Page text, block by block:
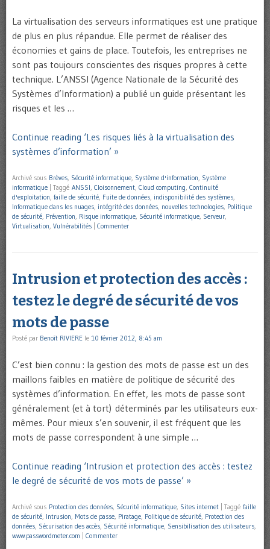
La virtualisation des serveurs informatiques est une pratique
de plus en plus répandue. Elle permet de réaliser des
économies et gains de place. Toutefois, les entreprises ne
sont pas toujours conscientes des risques propres à cette
technique. L’ANSSI (Agence Nationale de la Sécurité des
Systèmes d’Information) a publié un guide présentant les
risques et les …
Continue reading ‘Les risques liés à la virtualisation des
systèmes d’information’ »
Archivé sous Brèves, Sécurité informatique, Système d'information, Système
informatique
Taggé ANSSI, Cloisonnement, Cloud computing, Continuité
d'exploitation, faille de sécurité, Fuite de données, indisponibilité des systèmes,
Informatique dans les nuages, intégrité des données, nouvelles technologies, Politique
de sécurité, Prévention, Risque informatique, Sécurité informatique, Serveur,
Virtualisation, Vulnérabilités Commenter
Intrusion et protection des accès :
testez le degré de sécurité de vos
mots de passe
Posté par Benoît RIVIERE le 10 février 2012, 8:45 am
C’est bien connu : la gestion des mots de passe est un des
maillons faibles en matière de politique de sécurité des
systèmes d’information. En effet, les mots de passe sont
généralement (et à tort) déterminés par les utilisateurs eux-
mêmes. Pour mieux s’en souvenir, il est fréquent que les
mots de passe correspondent à une simple …
Continue reading ‘Intrusion et protection des accès : testez
le degré de sécurité de vos mots de passe’ »
Archivé sous Protection des données, Sécurité informatique, Sites internet Taggé faille
de sécurité, Intrusion, Mots de passe, Piratage, Politique de sécurité, Protection des
données, Sécurisation des accès, Sécurité informatique, Sensibilisation des utilisateurs,
www.passwordmeter.com
Commenter